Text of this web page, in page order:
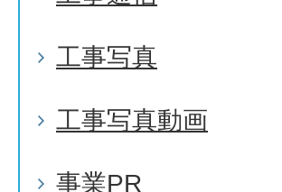
工事写真
工事写真動画
事業PR